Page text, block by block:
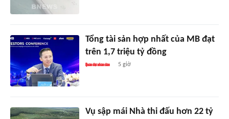
Tổng tài sản hợp nhất của MB đạt
trên 1,7 triệu tỷ đồng
5 giờ
Vụ sập mái Nhà thi đấu hơn 22 tỷ